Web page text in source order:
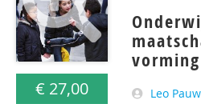
€ 27,00 Leo Pauw